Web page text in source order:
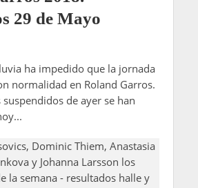
29 de Mayo
ha impedido que la jornada
normalidad en Roland Garros.
de ayer se han